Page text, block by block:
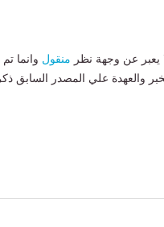
يعبر عن وجهة نظر منقول وانما
والعهدة علي المصدر السابق